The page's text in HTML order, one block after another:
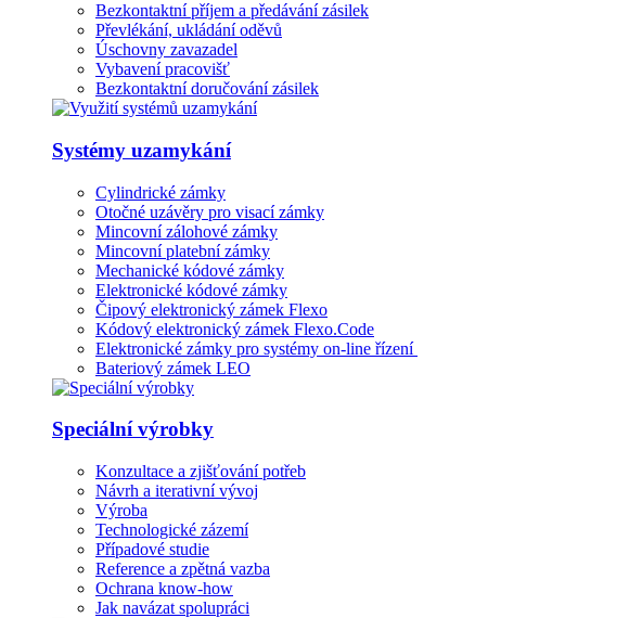
Bezkontaktní příjem a předávání zásilek
Převlékání, ukládání oděvů
Úschovny zavazadel
Vybavení pracovišť
Bezkontaktní doručování zásilek
Systémy uzamykání
Cylindrické zámky
Otočné uzávěry pro visací zámky
Mincovní zálohové zámky
Mincovní platební zámky
Mechanické kódové zámky
Elektronické kódové zámky
Čipový elektronický zámek Flexo
Kódový elektronický zámek Flexo.Code
Elektronické zámky pro systémy on-line řízení
Bateriový zámek LEO
Speciální výrobky
Konzultace a zjišťování potřeb
Návrh a iterativní vývoj
Výroba
Technologické zázemí
Případové studie
Reference a zpětná vazba
Ochrana know-how
Jak navázat spolupráci